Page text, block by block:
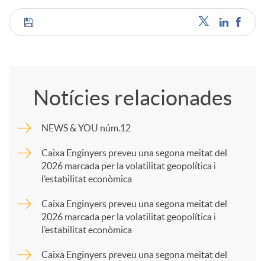
C
p
Notícies relacionades
NEWS & YOU núm.12
Caixa Enginyers preveu una segona meitat del
2026 marcada per la volatilitat geopolítica i
l’estabilitat econòmica
Caixa Enginyers preveu una segona meitat del
2026 marcada per la volatilitat geopolítica i
l’estabilitat econòmica
Caixa Enginyers preveu una segona meitat del